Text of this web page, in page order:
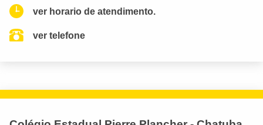
ver horario de atendimento.
ver telefone